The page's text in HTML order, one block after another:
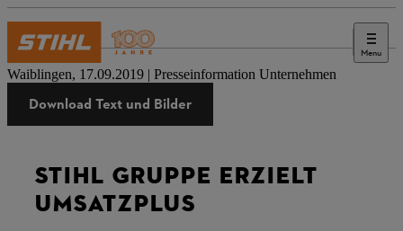
Menu
Presse
Waiblingen, 17.09.2019 | Presseinformation Unternehmen
Download Text und Bilder
STIHL GRUPPE ERZIELT
UMSATZPLUS